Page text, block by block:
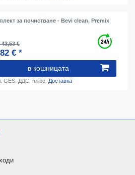
за почистване - Bevi clean, Premix
43,53 €
€ *
в кошницата
GES. ДДС. плюс. Доставка